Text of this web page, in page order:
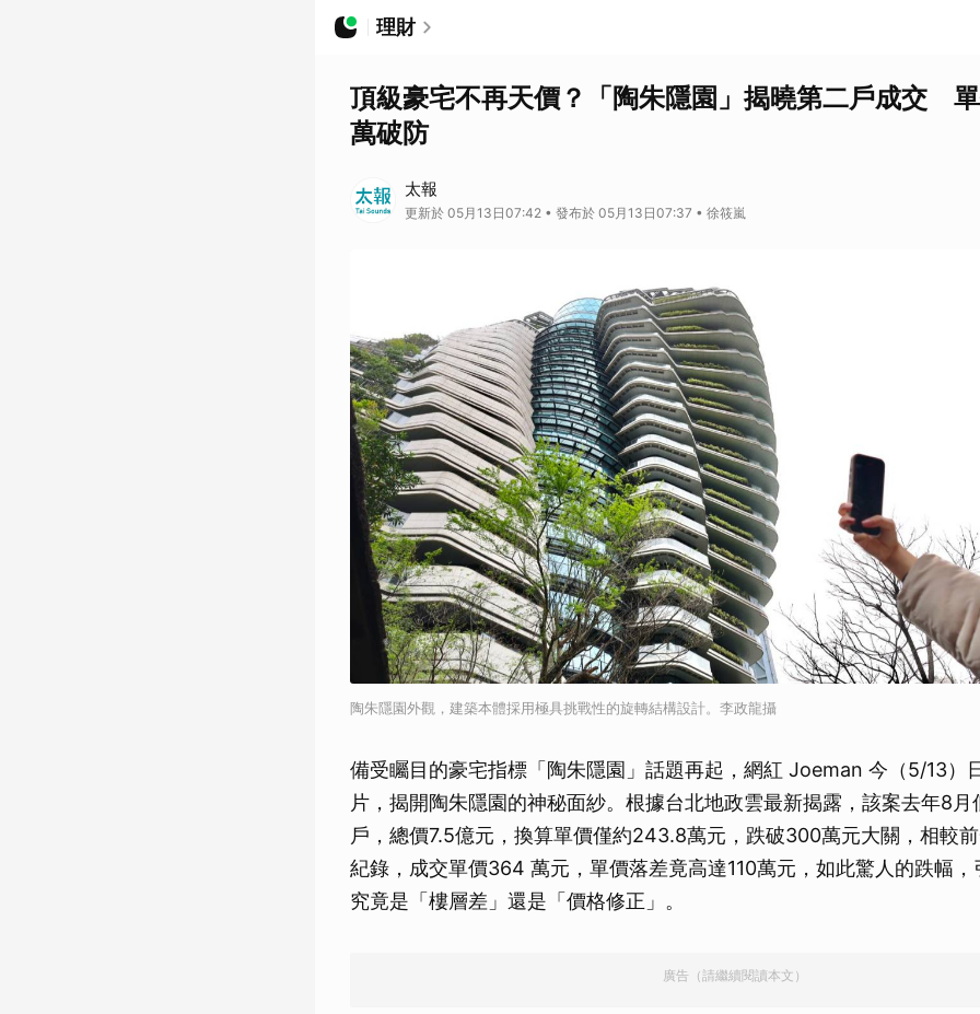
理財
頂級豪宅不再天價？「陶朱隱園」揭曉第二戶成交
萬破防
太報
更新於 05月13日07:42 • 發布於 05月13日07:37 • 徐筱嵐
陶朱隱園外觀，建築本體採用極具挑戰性的旋轉結構設計。李政龍攝
備受矚目的豪宅指標「陶朱隱園」話題再起，網紅 Joeman 今（5/13）
片，揭開陶朱隱園的神秘面紗。根據台北地政雲最新揭露，該案去年8月
戶，總價7.5億元，換算單價僅約243.8萬元，跌破300萬元大關，相較
紀錄，成交單價364 萬元，單價落差竟高達110萬元，如此驚人的跌幅
究竟是「樓層差」還是「價格修正」。
廣告（請繼續閱讀本文）